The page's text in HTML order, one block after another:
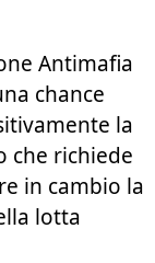
Antimafia
chance
la
che richiede
in cambio la
lotta